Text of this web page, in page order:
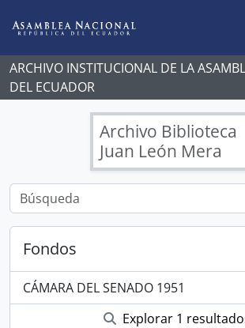
ARCHIVO INSTITUCIONAL DE LA
DEL ECUADOR
Archivo Biblioteca
Juan León Mera
Fondos
CÁMARA DEL SENADO 1951
Explorar 1